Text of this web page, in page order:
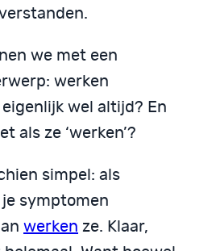
we met een
werken
wel altijd? En
als ze ‘werken’?
simpel: als
symptomen
werken ze. Klaar,